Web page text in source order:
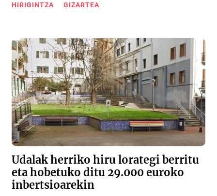
HIRIGINTZA GIZARTEA
Udalak herriko hiru lorategi berritu
eta hobetuko ditu 29.000 euroko
inbertsioarekin